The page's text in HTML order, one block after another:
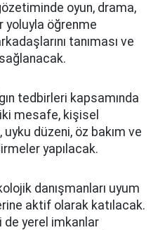
oyun, drama,
öğrenme
tanıması ve
tedbirleri kapsamında
mesafe, kişisel
düzeni, öz bakım ve
yapılacak.
danışmanları uyum
aktif olarak katılacak.
de yerel imkanlar